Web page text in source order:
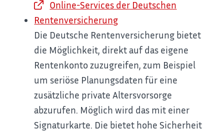
Online-Services der Deutschen
Rentenversicherung
Die Deutsche Rentenversicherung bietet
die Möglichkeit, direkt auf das eigene
Rentenkonto zuzugreifen, zum Beispiel
um seriöse Planungsdaten für eine
zusätzliche private Altersvorsorge
abzurufen. Möglich wird das mit einer
Signaturkarte. Die bietet hohe Sicherheit